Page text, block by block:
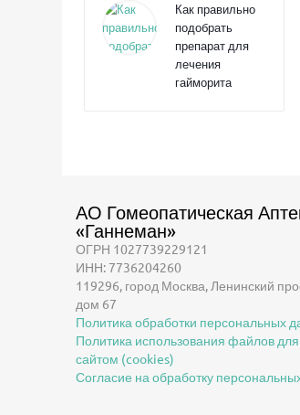
Как правильно
подобрать
препарат для
лечения
гайморита
АО Гомеопатическая
«Ганнеман»
ОГРН 1027739229121
ИНН: 7736204260
119296, город Москва, Ленинский
дом 67
Политика обработки персональных
Политика использования файлов
сайтом (cookies)
Согласие на обработку